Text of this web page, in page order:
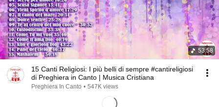
53:58
15 Canti Religiosi: I più belli di sempre #cantireligiosi
di Preghiera in Canto | Musica Cristiana
Preghiera In Canto • 547K views